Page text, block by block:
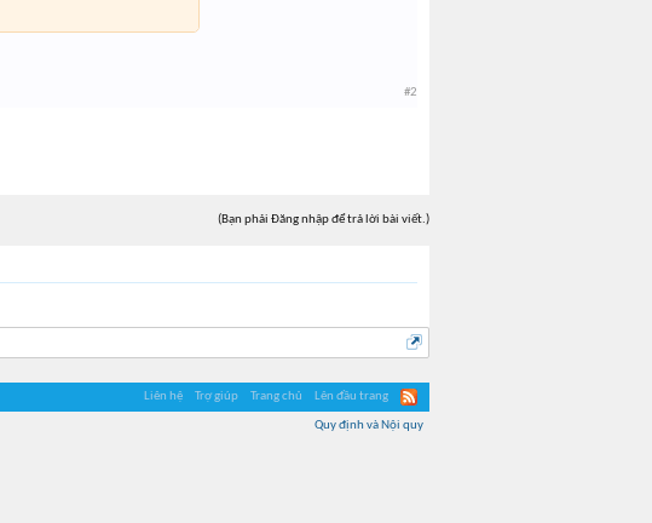
#2
(Bạn phải Đăng nhập để trả lời bài viết.)
Liên hệ Trợ giúp Trang chủ Lên đầu trang
Quy định và Nội quy